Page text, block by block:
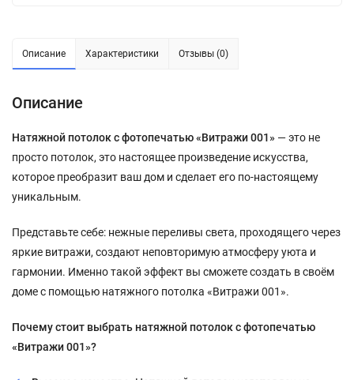
Описание Характеристики Отзывы (0)
Описание
Натяжной потолок с фотопечатью «Витражи 001» — это не
просто потолок, это настоящее произведение искусства,
которое преобразит ваш дом и сделает его по-настоящему
уникальным.
Представьте себе: нежные переливы света, проходящего через
яркие витражи, создают неповторимую атмосферу уюта и
гармонии. Именно такой эффект вы сможете создать в своём
доме с помощью натяжного потолка «Витражи 001».
Почему стоит выбрать натяжной потолок с фотопечатью
«Витражи 001»?